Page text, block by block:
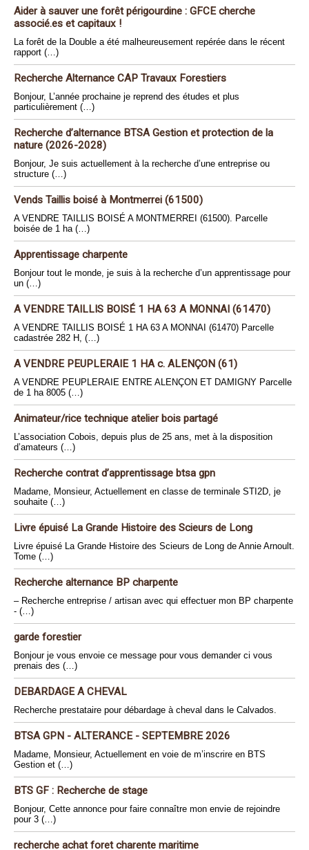
Aider à sauver une forêt périgourdine : GFCE cherche
associé.es et capitaux !
La forêt de la Double a été malheureusement repérée dans le récent
rapport (…)
Recherche Alternance CAP Travaux Forestiers
Bonjour, L’année prochaine je reprend des études et plus
particulièrement (…)
Recherche d’alternance BTSA Gestion et protection de la
nature (2026-2028)
Bonjour, Je suis actuellement à la recherche d’une entreprise ou
structure (…)
Vends Taillis boisé à Montmerrei (61500)
A VENDRE TAILLIS BOISÉ A MONTMERREI (61500). Parcelle
boisée de 1 ha (…)
Apprentissage charpente
Bonjour tout le monde, je suis à la recherche d’un apprentissage pour
un (…)
A VENDRE TAILLIS BOISÉ 1 HA 63 A MONNAI (61470)
A VENDRE TAILLIS BOISÉ 1 HA 63 A MONNAI (61470) Parcelle
cadastrée 282 H, (…)
A VENDRE PEUPLERAIE 1 HA c. ALENÇON (61)
A VENDRE PEUPLERAIE ENTRE ALENÇON ET DAMIGNY Parcelle
de 1 ha 8005 (…)
Animateur/rice technique atelier bois partagé
L’association Cobois, depuis plus de 25 ans, met à la disposition
d’amateurs (…)
Recherche contrat d’apprentissage btsa gpn
Madame, Monsieur, Actuellement en classe de terminale STI2D, je
souhaite (…)
Livre épuisé La Grande Histoire des Scieurs de Long
Livre épuisé La Grande Histoire des Scieurs de Long de Annie Arnoult.
Tome (…)
Recherche alternance BP charpente
– Recherche entreprise / artisan avec qui effectuer mon BP charpente
- (…)
garde forestier
Bonjour je vous envoie ce message pour vous demander ci vous
prenais des (…)
DEBARDAGE A CHEVAL
Recherche prestataire pour débardage à cheval dans le Calvados.
BTSA GPN - ALTERANCE - SEPTEMBRE 2026
Madame, Monsieur, Actuellement en voie de m’inscrire en BTS
Gestion et (…)
BTS GF : Recherche de stage
Bonjour, Cette annonce pour faire connaître mon envie de rejoindre
pour 3 (…)
recherche achat foret charente maritime